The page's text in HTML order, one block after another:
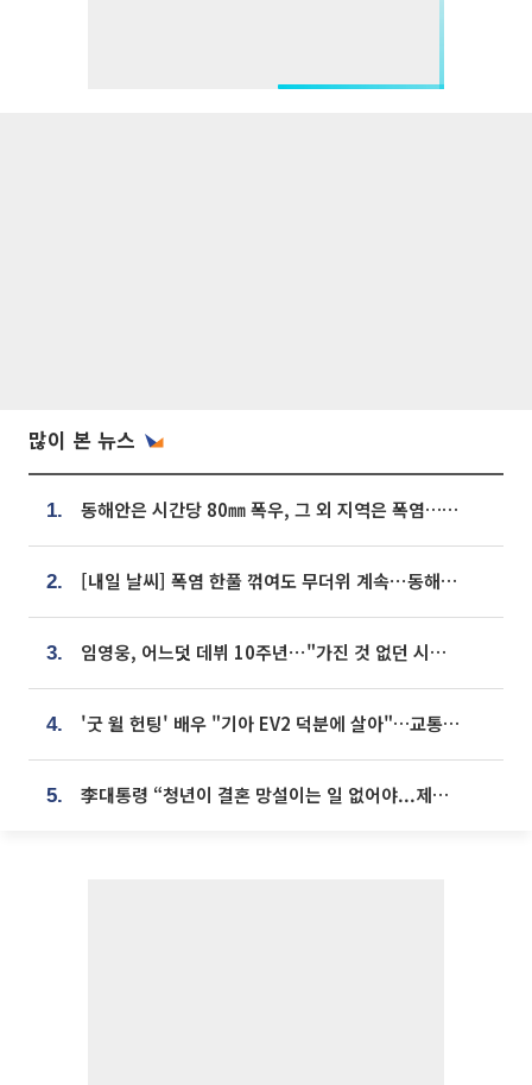
많이 본 뉴스
1. 동해안은 시간당 80㎜ 폭우, 그 외 지역은 폭염…‘극과 극 날씨’
2. [내일 날씨] 폭염 한풀 꺾여도 무더위 계속⋯동해안 이틀 연속 비
3. 임영웅, 어느덧 데뷔 10주년⋯"가진 것 없던 시절, 내 앞엔 20명의 팬뿐"
4. '굿 윌 헌팅' 배우 "기아 EV2 덕분에 살아"…교통사고 후 안전성 극찬
5. 李대통령 “청년이 결혼 망설이는 일 없어야...제도상 불이익 조사”